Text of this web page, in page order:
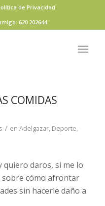
de Privacidad
620 202644
COMIDAS
/ en Adelgazar, Deporte,
quiero daros, si me lo
cómo afrontar
sin hacerle daño a